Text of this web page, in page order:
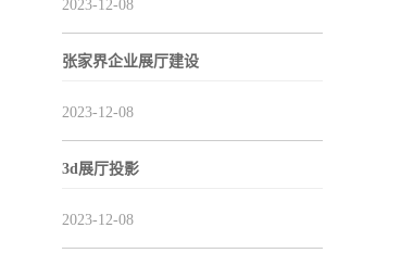
2023-12-08
张家界企业展厅建设
2023-12-08
3d展厅投影
2023-12-08